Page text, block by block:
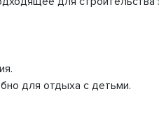
для отдыха с детьми.